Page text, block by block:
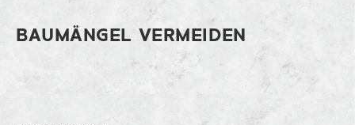
BAUMÄNGEL VERMEIDEN